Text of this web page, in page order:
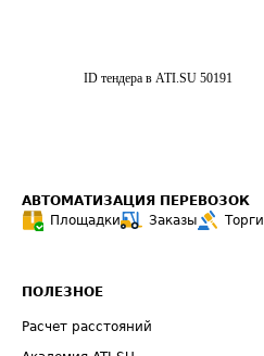
ID тендера в ATI.SU 50191
АВТОМАТИЗАЦИЯ ПЕРЕВОЗОК
Площадки
Заказы Торги
ПОЛЕЗНОЕ
Расчет расстояний